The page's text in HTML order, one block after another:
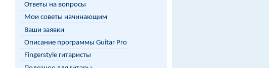
Ответы на вопросы
Мои советы начинающим
Ваши заявки
Описание программы Guitar Pro
Fingerstyle гитаристы